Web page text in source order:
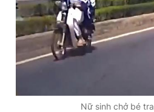
Nữ sinh chở bé